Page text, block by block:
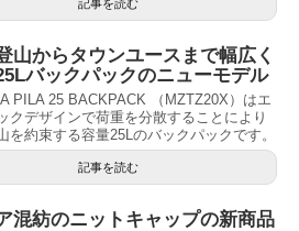
記事を読む
山からタウンユースまで幅広く
バックパックのニューモデル
PILA 25 BACKPACK （MZTZ20X）はエ
クデザインで荷重を分散することにより
を約束する容量25Lのバックパックです。
記事を読む
混紡のニットキャップの新商品